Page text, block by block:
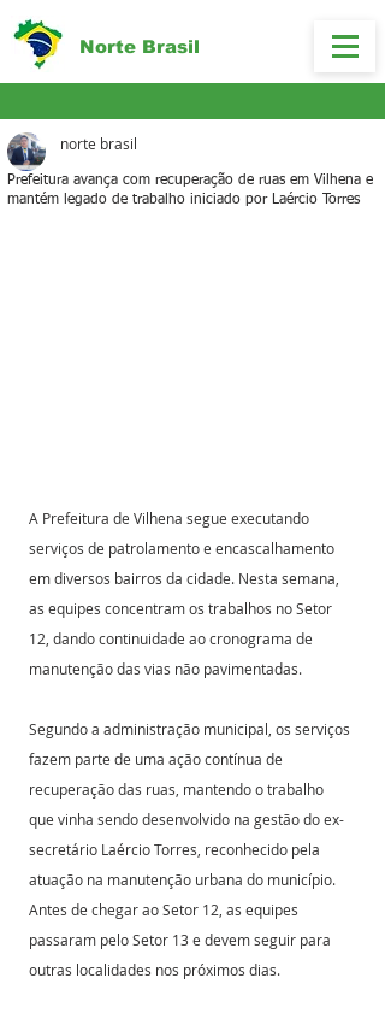
Norte Brasil
Prefeitura avança com recuperação de ruas em Vilhena e
mantém legado de trabalho iniciado por Laércio Torres
norte brasil
A Prefeitura de Vilhena segue executando
serviços de patrolamento e encascalhamento
em diversos bairros da cidade. Nesta semana,
as equipes concentram os trabalhos no Setor
12, dando continuidade ao cronograma de
manutenção das vias não pavimentadas.
Segundo a administração municipal, os serviços
fazem parte de uma ação contínua de
recuperação das ruas, mantendo o trabalho
que vinha sendo desenvolvido na gestão do ex-
secretário Laércio Torres, reconhecido pela
atuação na manutenção urbana do município.
Antes de chegar ao Setor 12, as equipes
passaram pelo Setor 13 e devem seguir para
outras localidades nos próximos dias.